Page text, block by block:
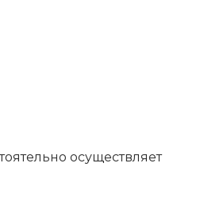
осуществляет